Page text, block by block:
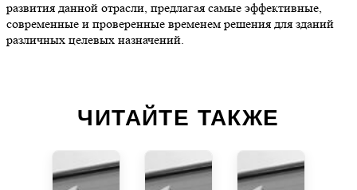
развития данной отрасли, предлагая самые эффективные,
современные и проверенные временем решения для зданий
различных целевых назначений.
ЧИТАЙТЕ ТАКЖЕ